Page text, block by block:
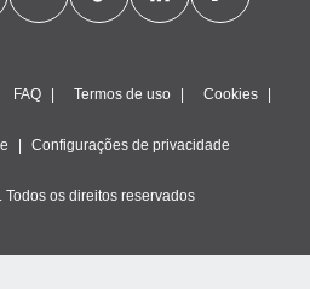
FAQ Termos de uso Cookies
Configurações de privacidade
os direitos reservados